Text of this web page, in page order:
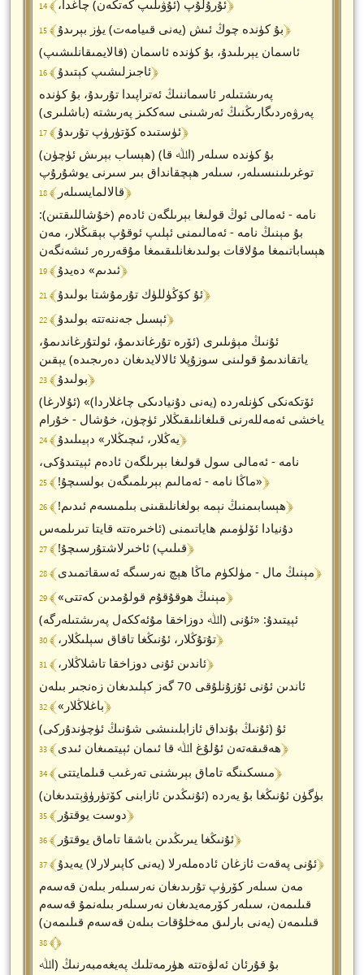
ئۇرۇلۇپ (ئۇۋىلىپ كەتكەن) چاغدا،﴾ 14 ﴿
بۇ كۈندە چوڭ ئىش (يەنى قىيامەت) يۈز بېرىدۇ﴾ 15 ﴿
ئاسمان يېرىلىدۇ، بۇ كۈندە ئاسمان (قالايمىقانلىشىپ)
ئاجىزلىشىپ كېتىدۇ﴾ 16 ﴿
پەرىشتىلەر ئاسماننىڭ ئەتراپىدا تۇرىدۇ، بۇ كۈندە
پەرۋەردىگارىڭنىڭ ئەرشىنى سەككىز پەرىشتە (باشلىرى)
ئۈستىدە كۆتۈرۈپ تۇرىدۇ﴾ 17 ﴿
بۇ كۈندە سىلەر (اﷲ قا) (ھېساب بېرىش ئۈچۈن)
توغرىلىنىسىلەر، سىلەر ھېچقانداق بىر سىرنى يوشۇرۇپ
قالالمايسىلەر﴾ 18 ﴿
نامە - ئەمالى ئوڭ قولىغا بېرىلگەن ئادەم (خۇشاللىقتىن):
بۇ مېنىڭ نامە - ئەمالىمنى ئېلىپ ئوقۇپ بېقىڭلار، مەن
ھېساباتىمغا مۇلاقات بولىدىغانلىقىمغا مۇقەررەر ئىشەنگەن
ئىدىم» دەيدۇ﴾ 19 ﴿
ئۇ كۆڭۈللۈك تۇرمۇشتا بولىدۇ﴾ 21 ﴿
ئېسىل جەننەتتە بولىدۇ﴾ 22 ﴿
ئۇنىڭ مېۋىلىرى (ئۆرە تۇرغاندىمۇ، ئولتۇرغاندىمۇ،
ياتقاندىمۇ قولىنى سوزۇپلا ئالالايدىغان دەرىجىدە) يېقىن
بولىدۇ﴾ 23 ﴿
(ئۇلارغا) «ئۆتكەنكى كۈنلەردە (يەنى دۇنيادىكى چاغلاردا)
ياخشى ئەمەللەرنى قىلغانلىقىڭلار ئۈچۈن، خۇشال - خۇرام
يەڭلار، ئىچىڭلار» دېيىلىدۇ﴾ 24 ﴿
نامە - ئەمالى سول قولىغا بېرىلگەن ئادەم ئېيتىدۇكى،
«ماڭا نامە - ئەمالىم بېرىلمىگەن بولسىچۇ!﴾ 25 ﴿
ھېسابىمنىڭ نېمە بولغانلىقىنى بىلمىسەم ئىدىم!﴾ 26 ﴿
دۇنيادا ئۆلۈمىم ھاياتىمنى (ئاخىرەتتە قايتا تىرىلمەس
قىلىپ) ئاخىرلاشتۇرسىچۇ!﴾ 27 ﴿
مېنىڭ مال - مۈلكۈم ماڭا ھېچ نەرسىگە ئەسقاتمىدى﴾ 28 ﴿
مېنىڭ ھوقۇقۇم قولۇمدىن كەتتى»﴾ 29 ﴿
(اﷲ دوزاخقا مۇئەككەل پەرىشتىلەرگە) ئېيتىدۇ: «ئۇنى
تۇتۇڭلار، ئۇنىڭغا تاقاق سېلىڭلار،﴾ 30 ﴿
ئاندىن ئۇنى دوزاخقا تاشلاڭلار،﴾ 31 ﴿
ئاندىن ئۇنى ئۇزۇنلۇقى 70 گەز كېلىدىغان زەنجىر بىلەن
باغلاڭلار»﴾ 32 ﴿
(ئۇنىڭ بۇنداق ئازابلىنىشى شۇنىڭ ئۈچۈندۇركى) ئۇ
ھەقىقەتەن ئۇلۇغ اﷲ قا ئىمان ئېيتمىغان ئىدى﴾ 33 ﴿
مىسكىنگە تاماق بېرىشنى تەرغىب قىلمايتتى﴾ 34 ﴿
بۈگۈن ئۇنىڭغا بۇ يەردە (ئۇنىڭدىن ئازابنى كۆتۈرۈۋېتىدىغان)
دوست يوقتۇر﴾ 35 ﴿
ئۇنىڭغا يىرىڭدىن باشقا تاماق يوقتۇر﴾ 36 ﴿
ئۇنى پەقەت ئازغان ئادەملەرلا (يەنى كاپىرلارلا) يەيدۇ﴾ 37 ﴿
مەن سىلەر كۆرۈپ تۇرىدىغان نەرسىلەر بىلەن قەسەم
قىلىمەن، سىلەر كۆرمەيدىغان نەرسىلەر بىلەنمۇ قەسەم
قىلىمەن (يەنى بارلىق مەخلۇقات بىلەن قەسەم قىلىمەن)
﴾ 38 ﴿
بۇ قۇرئان ئەلۋەتتە ھۈرمەتلىك پەيغەمبەرنىڭ (اﷲ